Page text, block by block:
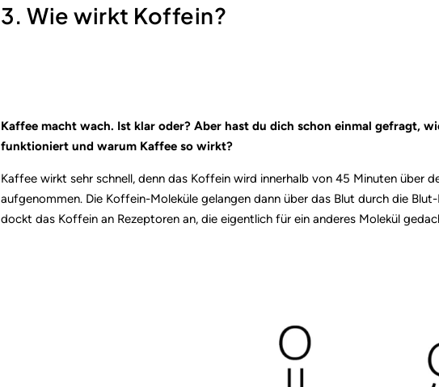
3. Wie wirkt Koffein?
Kaffee macht wach. Ist klar oder? Aber hast du dich schon einmal gefragt,
funktioniert und warum Kaffee so wirkt?
Kaffee wirkt sehr schnell, denn das Koffein wird innerhalb von 45 Minuten über
aufgenommen. Die Koffein-Moleküle gelangen dann über das Blut durch die
dockt das Koffein an Rezeptoren an, die eigentlich für ein anderes Molekül